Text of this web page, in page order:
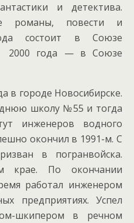
и детектива.
романы, повести и
состоит в Союзе
2000 года — в Союзе
в городе Новосибирске.
школу №55 и тогда
инженеров водного
окончил в 1991-м. С
в погранвойска.
крае. По окончании
работал инженером
предприятиях. Успел
шкипером в речном